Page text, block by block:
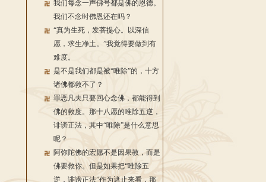
我们每念一声佛号都是佛的恩德。
我们不念时佛恩还在吗？
“真为生死，发菩提心。以深信
愿，求生净土。”我觉得要做到有
难度。
是不是我们都是被“唯除”的，十方
诸佛都救不了？
罪恶凡夫只要回心念佛，都能得到
佛的救度。那十八愿的唯除五逆，
诽谤正法，其中“唯除”是什么意思
呢？
阿弥陀佛的宏愿不是因果教，而是
佛要救你。但是如果把“唯除五
逆，诽谤正法”作为遮止来看，那